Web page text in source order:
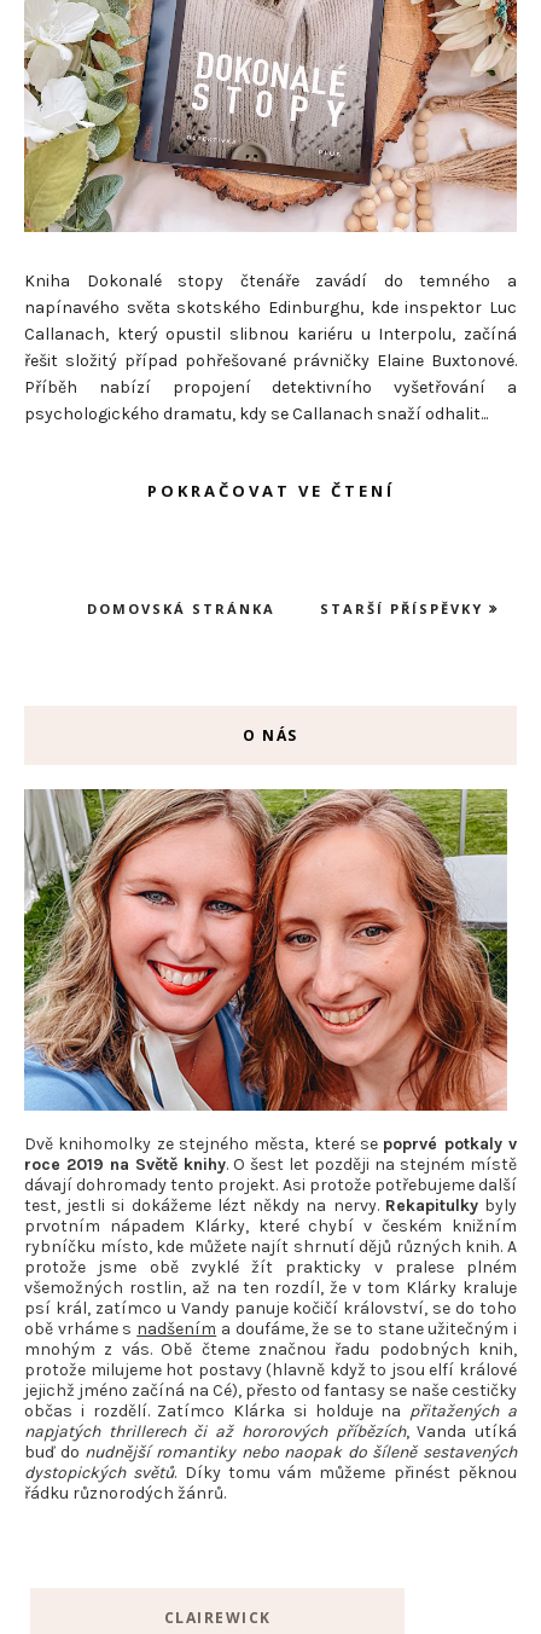
Kniha Dokonalé stopy čtenáře zavádí do temného a
napínavého světa skotského Edinburghu, kde inspektor Luc
Callanach, který opustil slibnou kariéru u Interpolu, začíná
řešit složitý případ pohřešované právničky Elaine Buxtonové.
Příběh nabízí propojení detektivního vyšetřování a
psychologického dramatu, kdy se Callanach snaží odhalit...
POKRAČOVAT VE ČTENÍ
STARŠÍ PŘÍSPĚVKY
DOMOVSKÁ STRÁNKA
O NÁS
Dvě knihomolky ze stejného města, které se poprvé potkaly v
roce 2019 na Světě knihy. O šest let později na stejném místě
dávají dohromady tento projekt. Asi protože potřebujeme další
test, jestli si dokážeme lézt někdy na nervy. Rekapitulkybyly
prvotním nápadem Klárky, které chybí v českém knižním
rybníčku místo, kde můžete najít shrnutí dějů různých knih. A
protože jsme obě zvyklé žít prakticky v pralese plném
všemožných rostlin, až na ten rozdíl, že v tom Klárky kraluje
psí král, zatímco u Vandy panuje kočičí království, se do toho
obě vrháme s nadšením a doufáme, že se to stane užitečným i
mnohým z vás. Obě čteme značnou řadu podobných knih,
protože milujeme hot postavy (hlavně když to jsou elfí králové
jejichž jméno začíná na Cé), přesto od fantasy se naše cestičky
občas i rozdělí. Zatímco Klárka si holduje na přitažených a
napjatých thrillerech či až hororových příbězích, Vanda utíká
buď do nudnější romantiky nebo naopak do šíleně sestavených
dystopických světů. Díky tomu vám můžeme přinést pěknou
řádku různorodých žánrů.
CLAIREWICK